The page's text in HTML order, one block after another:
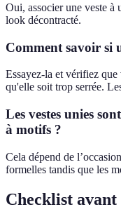
Oui, associer une veste à
look décontracté.
Comment savoir si
Essayez-la et vérifiez
qu'elle soit trop serrée.
Les vestes unies
à motifs ?
Cela dépend de
formelles tandis que les
Checklist avant